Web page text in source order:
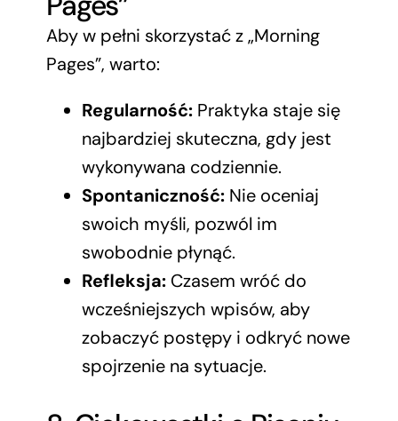
Aby w pełni skorzystać z „Morning
Pages”, warto:
Regularność:Praktyka staje się
najbardziej skuteczna, gdy jest
wykonywana codziennie.
Spontaniczność:Nie oceniaj
swoich myśli, pozwól im
swobodnie płynąć.
Refleksja:Czasem wróć do
wcześniejszych wpisów, aby
zobaczyć postępy i odkryć nowe
spojrzenie na sytuacje.